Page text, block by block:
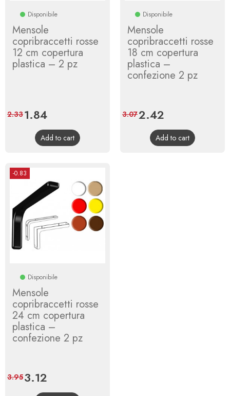
Disponibile
Mensole
copribraccetti rosse
12 cm copertura
plastica – 2 pz
Price
1.84Regular
price
2.33
Add to cart
Disponibile
Mensole
copribraccetti rosse
18 cm copertura
plastica –
confezione 2 pz
Price
2.42
price
3.07
Add to cart
-0.83
Disponibile
Mensole
copribraccetti rosse
24 cm copertura
plastica –
confezione 2 pz
Price
3.12
price
3.95